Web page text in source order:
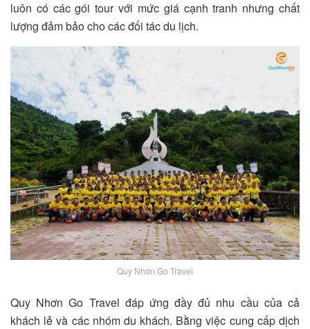
luôn có các gói tour với mức giá cạnh tranh nhưng chất
lượng đảm bảo cho các đối tác du lịch.
Quy Nhơn Go Travel
Quy Nhơn Go Travel đáp ứng đầy đủ nhu cầu của cả
khách lẻ và các nhóm du khách. Bằng việc cung cấp dịch